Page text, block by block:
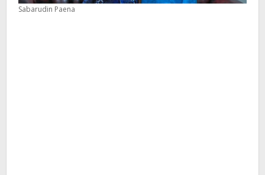
Sabarudin Paena